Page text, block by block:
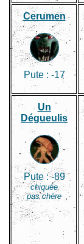
Cerumen
Pute : -17
Un
Dégueulis
Pute :-89
chiquée
pas chère